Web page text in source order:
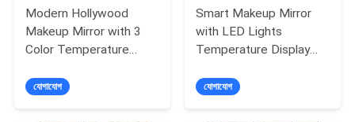
উদ্ধৃতির
জন্য
আবেদন
Modern Hollywood
Makeup Mirror with 3
Color Temperature
and USB Charging Port
যোগাযোগ
Smart Makeup Mirror
with LED Lights
Temperature Display
Guarantee
যোগাযোগ